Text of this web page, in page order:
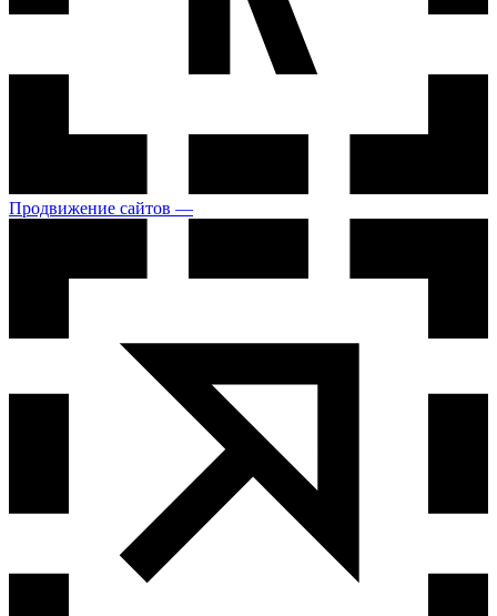
Продвижение сайтов —